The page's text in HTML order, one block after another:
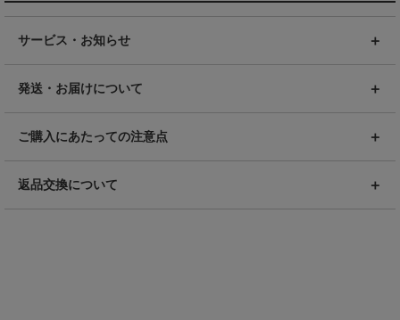
サービス・お知らせ
発送・お届けについて
ご購入にあたっての注意点
返品交換について